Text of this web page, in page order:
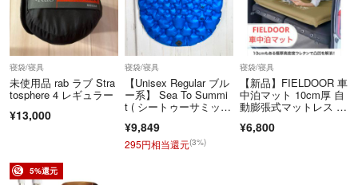
寝袋/寝具
未使用品 rab ラブ Stra
tosphere 4 レギュラー
¥13,000
寝袋/寝具
【Unisex Regular ブル
ー系】 Sea To Summi
t ( シートゥーサミッ
ト マット Comfort Ligh
t Mat スリーピングシ
ステム マット スリー
¥9,849
295円相当還元(3%)
寝袋/寝具
【新品】FIELDOOR 車
中泊マット 10cm厚 自
動膨張式マットレス S
¥6,800
5%還元